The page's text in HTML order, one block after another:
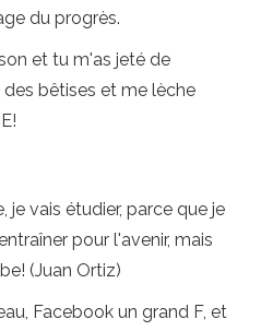
du progrès.
et tu m'as jeté de
bêtises et me lèche
vais étudier, parce que je
pour l'avenir, mais
(Juan Ortiz)
Facebook un grand F, et